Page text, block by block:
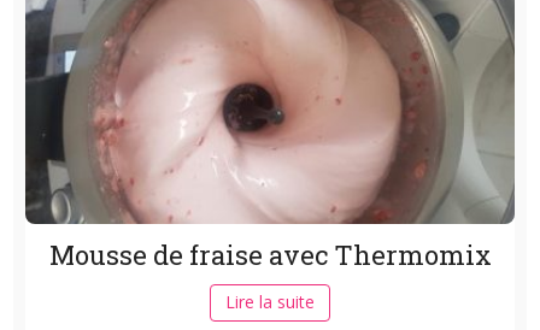
Mousse de fraise avec Thermomix
Lire la suite